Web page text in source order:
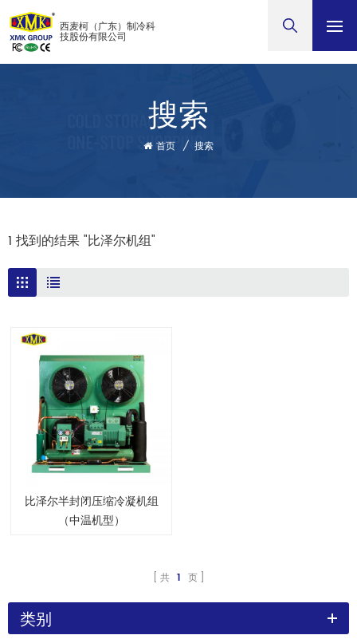
西麦柯（广东）制冷科
技股份有限公司
搜索
首页 / 搜索
1 找到的结果 "比泽尔机组"
比泽尔半封闭压缩冷凝机组
（中温机型）
共 1 页
类别